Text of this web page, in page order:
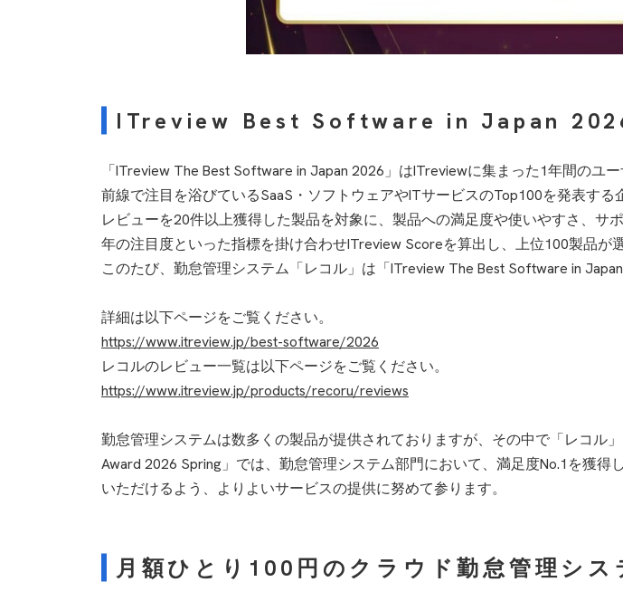
ITreview Best Software in Japan
「ITreview The Best Software in Japan 2026」はITreviewに集まった1年間の
前線で注目を浴びているSaaS・ソフトウェアやITサービスのTop100を発表す
レビューを20件以上獲得した製品を対象に、製品への満足度や使いやすさ、
年の注目度といった指標を掛け合わせITreview Scoreを算出し、上位100製品が
このたび、勤怠管理システム「レコル」は「ITreview The Best Software in
詳細は以下ページをご覧ください。
https://www.itreview.jp/best-software/2026
レコルのレビュー一覧は以下ページをご覧ください。
https://www.itreview.jp/products/recoru/reviews
勤怠管理システムは数多くの製品が提供されておりますが、その中で「レコル
Award 2026 Spring」では、勤怠管理システム部門において、満足度No.1を獲
いただけるよう、よりよいサービスの提供に努めて参ります。
月額ひとり100円のクラウド勤怠管理シス